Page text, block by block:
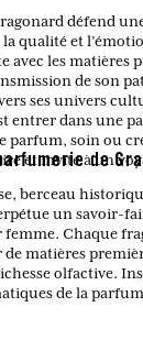
défend
qualité et
les matières
de son
ses univers
entrer dans une
parfum, soin ou
et invite à un
de
berceau
un savoir-
Chaque
matières
olfactive.
de la
— se
à des